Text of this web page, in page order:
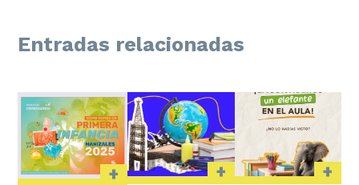
Entradas relacionadas
+ + +